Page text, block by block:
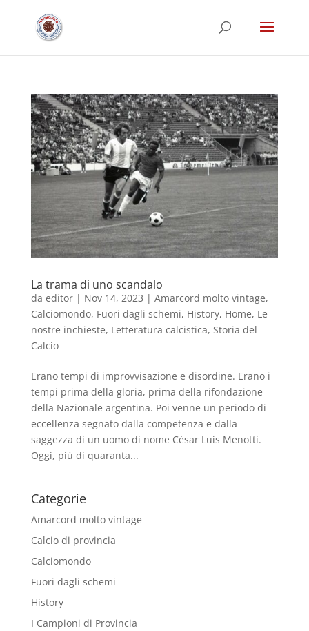
La trama di uno scandalo
da editor| Nov 14, 2023 | Amarcord molto vintage,
Calciomondo, Fuori dagli schemi, History, Home, Le
nostre inchieste, Letteratura calcistica, Storia del
Calcio
Erano tempi di improvvisazione e disordine. Erano i
tempi prima della gloria, prima della rifondazione
della Nazionale argentina. Poi venne un periodo di
eccellenza segnato dalla competenza e dalla
saggezza di un uomo di nome César Luis Menotti.
Oggi, più di quaranta...
Categorie
Amarcord molto vintage
Calcio di provincia
Calciomondo
Fuori dagli schemi
History
I Campioni di Provincia